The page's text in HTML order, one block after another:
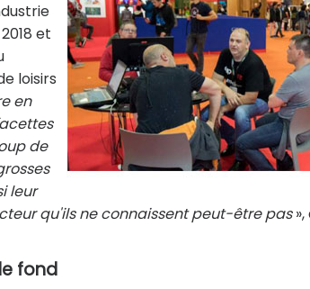
et
loisirs
en
de
leur
qu'ils ne connaissent peut-être pas»,
fond